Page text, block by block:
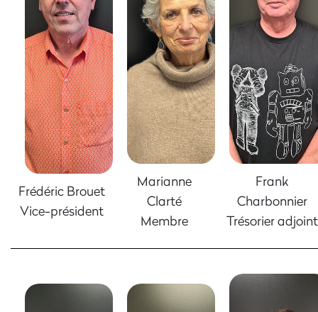
Frédéric Brouet
Vice-président
Marianne
Clarté
Membre
Frank
Charbonnier
Trésorier adjoint